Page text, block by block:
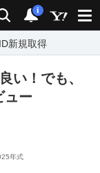
検索 通知
i
ID新規取得
い！でも、
ュー
年式